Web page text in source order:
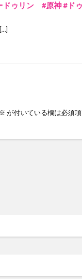
ドゥリン #原神 #ド
※ が付いている欄は必須